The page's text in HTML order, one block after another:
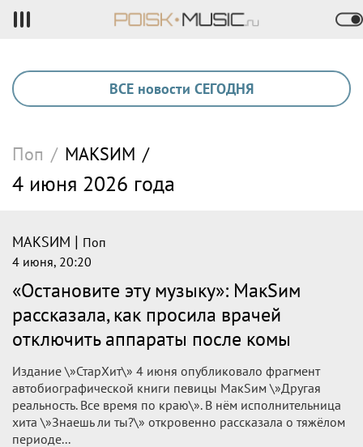
ВСЕ новости СЕГОДНЯ
Поп / МАКSИМ /
4 июня 2026 года
МАКSИМ | Поп
4 июня, 20:20
«Остановите эту музыку»: МакSим
рассказала, как просила врачей
отключить аппараты после комы
Издание \»СтарХит\» 4 июня опубликовало фрагмент
автобиографической книги певицы МакSим \»Другая
реальность. Все время по краю\». В нём исполнительница
хита \»Знаешь ли ты?\» откровенно рассказала о тяжёлом
периоде...